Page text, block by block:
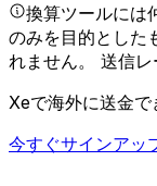
換算ツールには
のみを目的とした
れません。 送信レ
Xeで海外に送金
今すぐサインアッ